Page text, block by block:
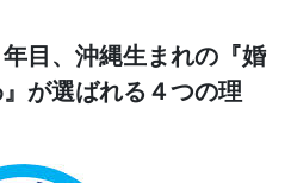
目、沖縄生まれの『婚
が選ばれる４つの理